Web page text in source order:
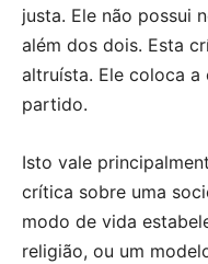
justa. Ele não possui
além dos dois. Esta
altruísta. Ele coloca
partido.
Isto vale
crítica sobre uma
modo de vida
religião, ou um